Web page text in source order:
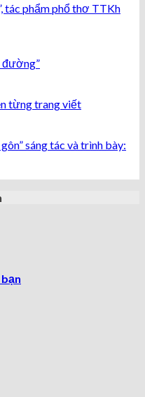
tác phẩm phổ thơ TTKh
đường”
từng trang viết
sáng tác và trình bày: